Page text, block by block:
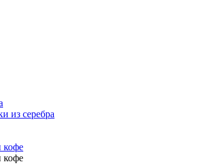
из серебра
кофе
кофе